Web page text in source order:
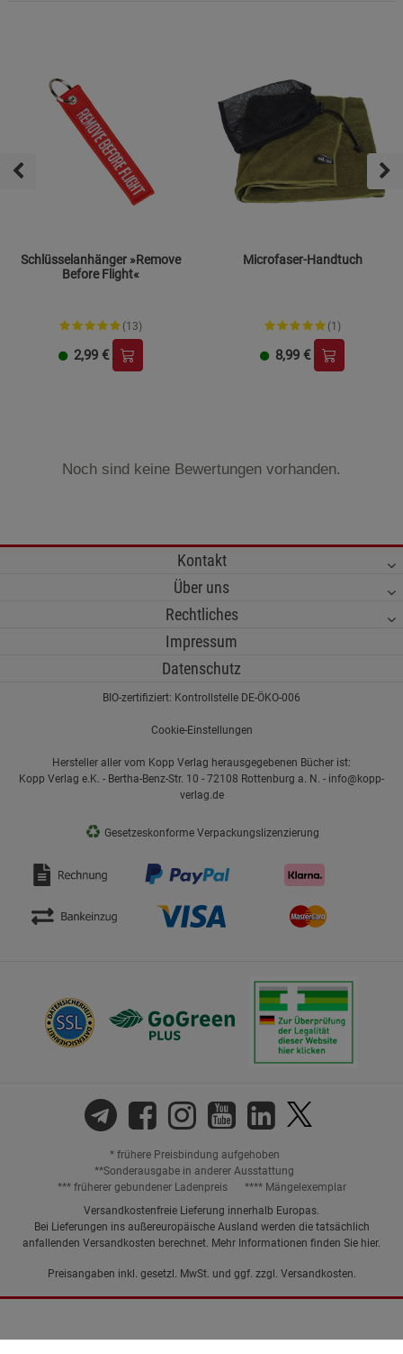
Schlüsselanhänger »Remove
Before Flight«
(13)
2,99 €
Microfaser-Handtuch
(1)
8,99 €
Noch sind keine Bewertungen vorhanden.
Kontakt
Über uns
Rechtliches
Impressum
Datenschutz
BIO-zertifiziert: Kontrollstelle DE-ÖKO-006
Cookie-Einstellungen
Hersteller aller vom Kopp Verlag herausgegebenen Bücher ist:
Kopp Verlag e.K. - Bertha-Benz-Str. 10 - 72108 Rottenburg a. N. - info@kopp-
verlag.de
♻ Gesetzeskonforme Verpackungslizenzierung
* frühere Preisbindung aufgehoben
**Sonderausgabe in anderer Ausstattung
*** früherer gebundener Ladenpreis
**** Mängelexemplar
Versandkostenfreie Lieferung innerhalb Europas.
Bei Lieferungen ins außereuropäische Ausland werden die tatsächlich
anfallenden Versandkosten berechnet. Mehr Informationen finden Sie hier.
Preisangaben inkl. gesetzl. MwSt. und ggf. zzgl. Versandkosten.